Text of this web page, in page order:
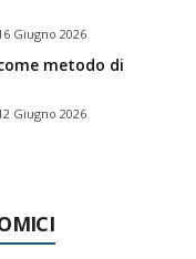
Giugno 2026
metodo di
Giugno 2026